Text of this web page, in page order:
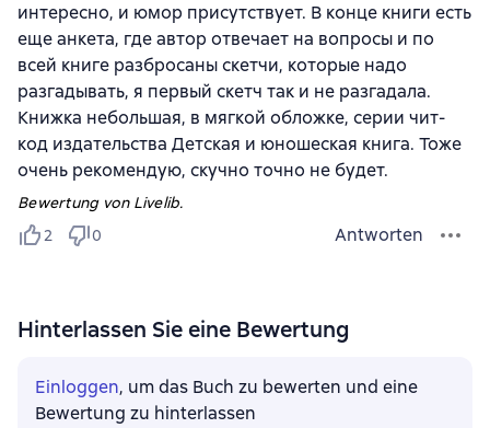
интересно, и юмор присутствует. В конце книги есть
еще анкета, где автор отвечает на вопросы и по
всей книге разбросаны скетчи, которые надо
разгадывать, я первый скетч так и не разгадала.
Книжка небольшая, в мягкой обложке, серии чит-
код издательства Детская и юношеская книга. Тоже
очень рекомендую, скучно точно не будет.
Bewertung von Livelib.
2
0 Antworten
Hinterlassen Sie eine Bewertung
Einloggen, um das Buch zu bewerten und eine
Bewertung zu hinterlassen